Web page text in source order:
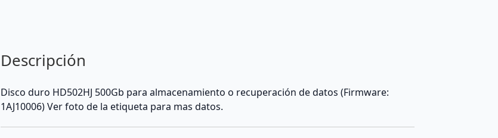
Descripción
Disco duro HD502HJ 500Gb para almacenamiento o recuperación de datos (Firmware:
1AJ10006) Ver foto de la etiqueta para mas datos.